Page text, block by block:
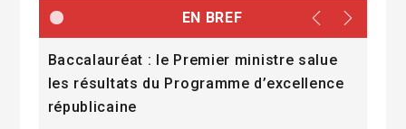
EN BREF
Baccalauréat : le Premier ministre salue
les résultats du Programme d’excellence
républicaine